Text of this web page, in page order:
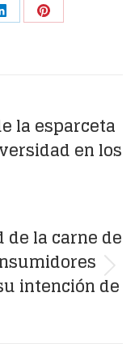
Share
la esparceta
en los
la carne de
intención de